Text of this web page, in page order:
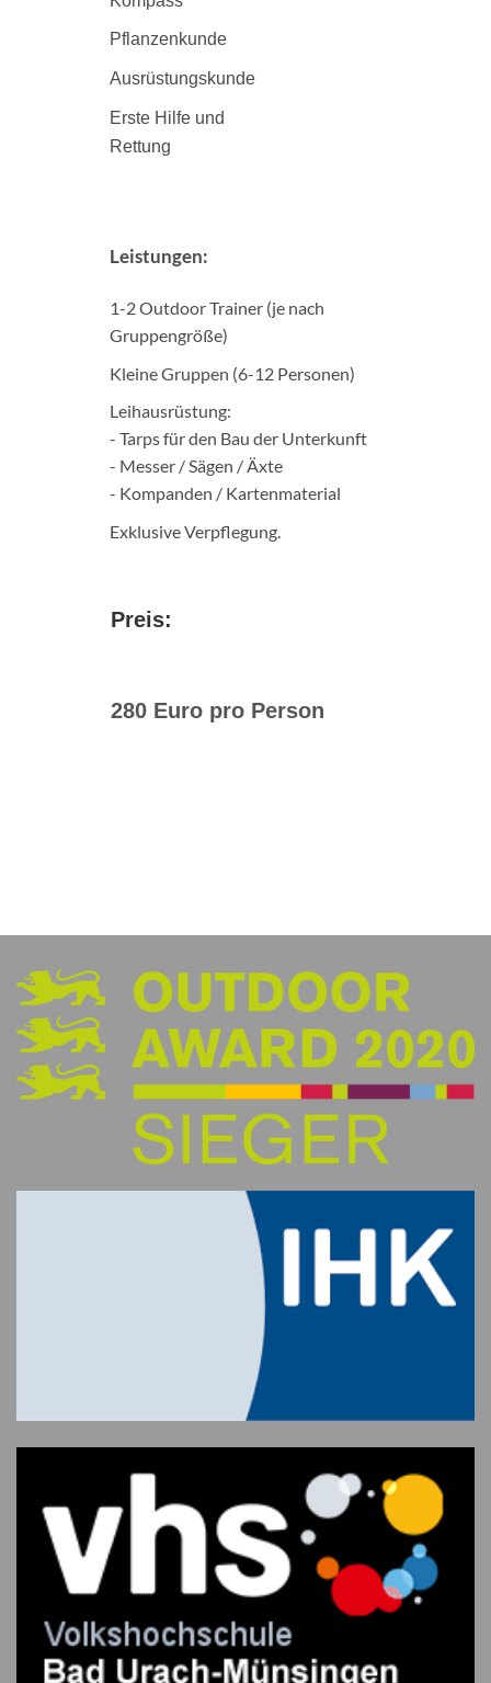
Pflanzenkunde
Ausrüstungskunde
Erste Hilfe und
Rettung
Leistungen:
1-2 Outdoor Trainer (je nach
Gruppengröße)
Kleine Gruppen (6-12 Personen)
Leihausrüstung:
- Tarps für den Bau der Unterkunft
- Messer / Sägen / Äxte
- Kompanden / Kartenmaterial
Exklusive Verpflegung.
Preis:
280 Euro pro Person